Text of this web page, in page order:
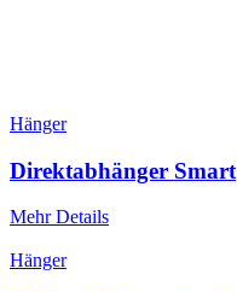
Hänger
Direktabhänger Smart
Mehr Details
Hänger